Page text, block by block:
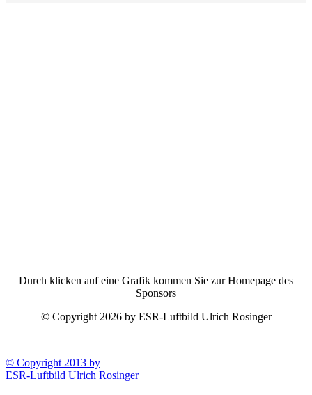
Durch klicken auf eine Grafik kommen Sie zur Homepage des
Sponsors
© Copyright 2026 by ESR-Luftbild Ulrich Rosinger
© Copyright 2013 by
ESR-Luftbild Ulrich Rosinger